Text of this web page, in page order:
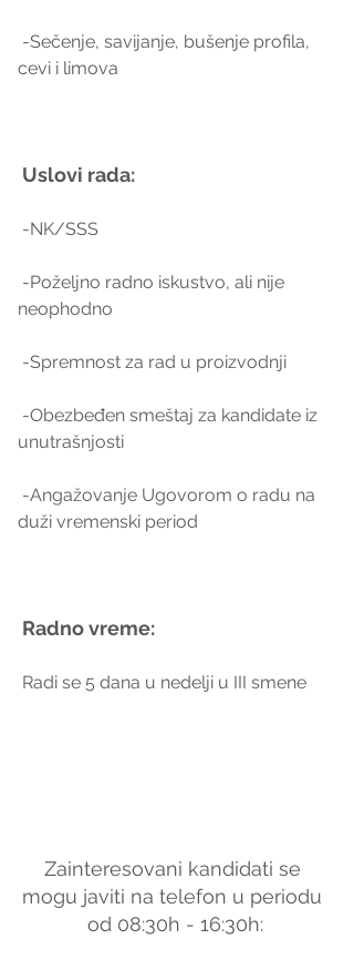
cevi i limova
Uslovi rada:
-NK/SSS
neophodno
-Spremnost za rad u proizvodnji
unutrašnjosti
duži vremenski period
Radno vreme:
Radi se 5 dana u nedelji u III smene
Zainteresovani kandidati se
mogu javiti na telefon u periodu
od 08:30h - 16:30h: